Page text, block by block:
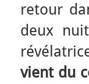
retour
deux
vient du